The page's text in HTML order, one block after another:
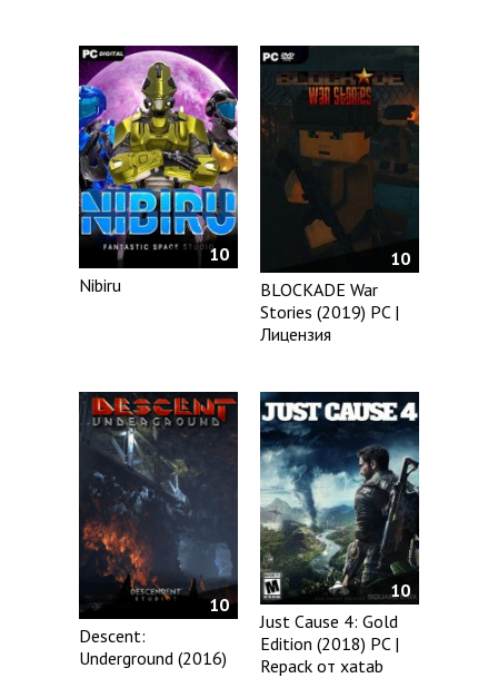
10
Nibiru
10
BLOCKADE War
Stories (2019) PC |
Лицензия
10
Descent:
Underground (2016)
10
Just Cause 4: Gold
Edition (2018) PC |
Repack от xatab